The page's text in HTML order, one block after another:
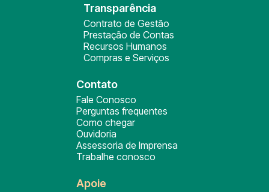
Transparência
Contrato de Gestão
Prestação de Contas
Recursos Humanos
Compras e Serviços
Contato
Fale Conosco
Perguntas frequentes
Como chegar
Ouvidoria
Assessoria de Imprensa
Trabalhe conosco
Apoie